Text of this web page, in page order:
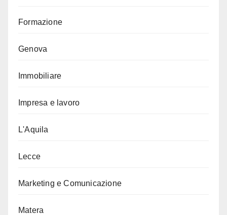
Formazione
Genova
Immobiliare
Impresa e lavoro
L'Aquila
Lecce
Marketing e Comunicazione
Matera